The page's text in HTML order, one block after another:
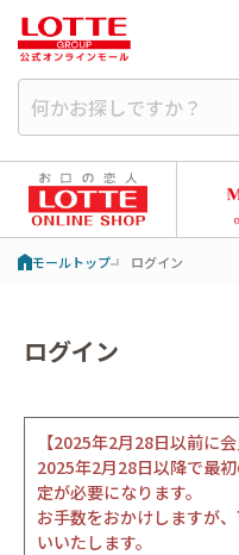
モールトップ ログイン
ログイン
【2025年2月28日以前に
2025年2月28日以降で最
定が必要になります。
お手数をおかけしますが
いいたします。